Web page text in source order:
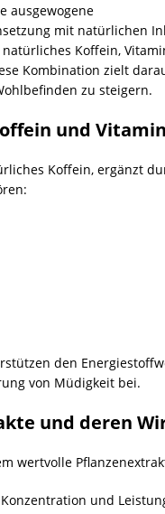
ausgewogene
mit natürlichen
Koffein,
Kombination zielt
zu steigern.
und
Koffein, ergänzt
den
von Müdigkeit bei.
und deren
wertvolle
und